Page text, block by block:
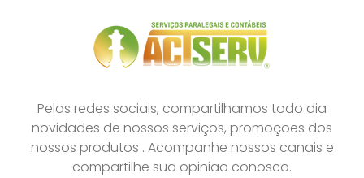
Pelas redes sociais, compartilhamos todo dia
novidades de nossos serviços, promoções dos
nossos produtos . Acompanhe nossos canais e
compartilhe sua opinião conosco.